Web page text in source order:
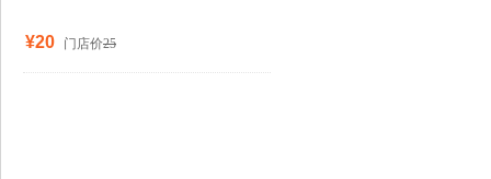
¥20 门店价25